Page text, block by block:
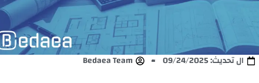
ال تحديث: 09/24/2025 Bedaea Team